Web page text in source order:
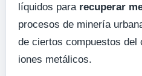
líquidos para recuperar
procesos de minería
de ciertos compuestos del
iones metálicos.